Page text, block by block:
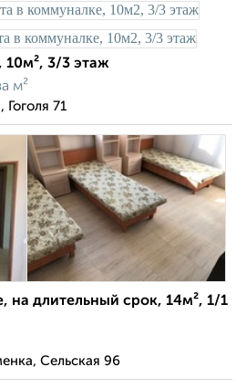
10м², 3/3 этаж
м²
71
на длительный срок, 14м², 1/1
Сельская 96